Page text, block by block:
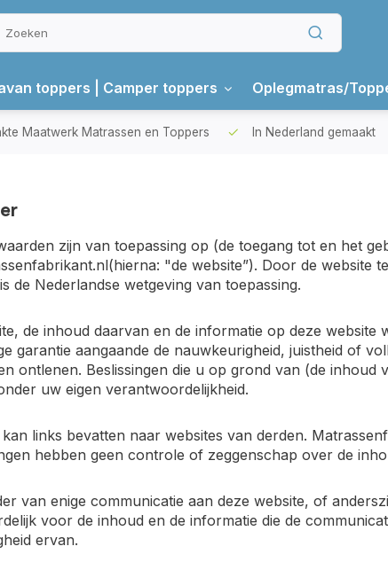
toppers | Camper toppers Oplegmatras/
Maatwerk Matrassen en Toppers In Nederland gemaakt
zijn van toepassing op (de toegang tot en het
"de website”). Door de website
de Nederlandse wetgeving van toepassing.
de inhoud daarvan en de informatie op deze
garantie aangaande de nauwkeurigheid, juistheid of
ontlenen. Beslissingen die u op grond van (de
uw eigen verantwoordelijkheid.
kan links bevatten naar websites van derden.
hebben geen controle of zeggenschap over de
van enige communicatie aan deze website, of
voor de inhoud en de informatie die de
ervan.